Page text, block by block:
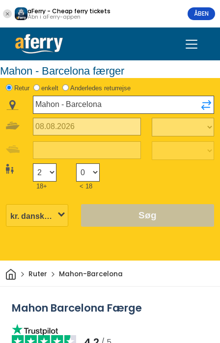
aFerry - Cheap ferry tickets
Åbn i aFerry-appen ÅBEN
Mahon - Barcelona færger
Retur enkelt Anderledes returrejse
18+ < 18
Søg
HjemRuter Mahon-Barcelona
Mahon Barcelona Færge